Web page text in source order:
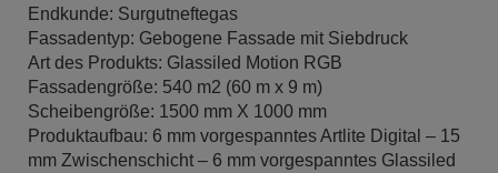
Endkunde: Surgutneftegas
Fassadentyp: Gebogene Fassade mit Siebdruck
Art des Produkts: Glassiled Motion RGB
Fassadengröße: 540 m2 (60 m x 9 m)
Scheibengröße: 1500 mm X 1000 mm
Produktaufbau: 6 mm vorgespanntes Artlite Digital – 15
mm Zwischenschicht – 6 mm vorgespanntes Glassiled